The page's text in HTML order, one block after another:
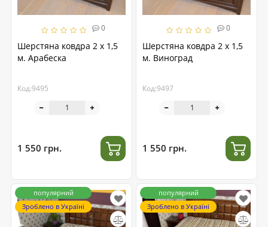
0
Шерстяна ковдра 2 х 1,5
м. Арабеска
Код:9495
1 550 грн.
0
Шерстяна ковдра 2 х 1,5
м. Виноград
Код:9497
1 550 грн.
популярний
Зроблено в Україні
популярний
Зроблено в Україні